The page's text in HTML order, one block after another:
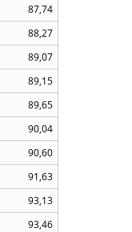
87,74
88,27
89,07
89,15
89,65
90,04
90,60
91,63
93,13
93,46